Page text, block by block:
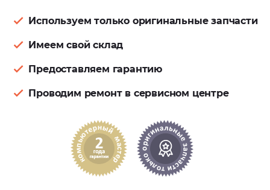
Используем только оригинальные запчасти
Имеем свой склад
Предоставляем гарантию
Проводим ремонт в сервисном центре